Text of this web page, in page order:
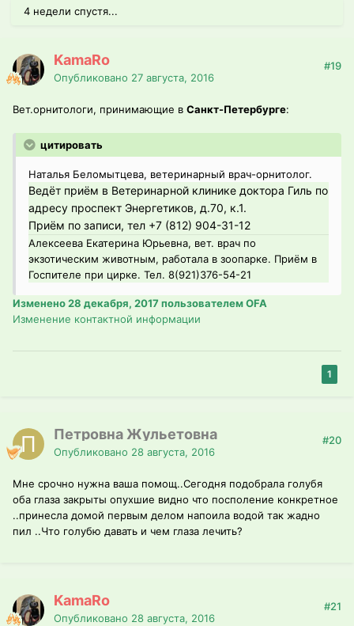
4 недели спустя...
KamaRo
Опубликовано 27 августа, 2016
#19
Вет.орнитологи, принимающие в Санкт-Петербурге:
цитировать
Наталья Беломытцева, ветеринарный врач-орнитолог.
Ведёт приём в Ветеринарной клинике доктора Гиль по
адресу проспект Энергетиков, д.70, к.1.
Приём по записи, тел +7 (812) 904-31-12
Алексеева Екатерина Юрьевна, вет. врач по
экзотическим животным, работала в зоопарке. Приём в
Госпителе при цирке. Тел. 8(921)376-54-21
Изменено28 декабря, 2017 пользователем OFA
Изменение контактной информации
1
Петровна Жульетовна
Опубликовано 28 августа, 2016
#20
Мне срочно нужна ваша помощ..Сегодня подобрала голубя
оба глаза закрыты опухшие видно что посполение конкретное
..принесла домой первым делом напоила водой так жадно
пил ..Что голубю давать и чем глаза лечить?
KamaRo
Опубликовано 28 августа, 2016
#21